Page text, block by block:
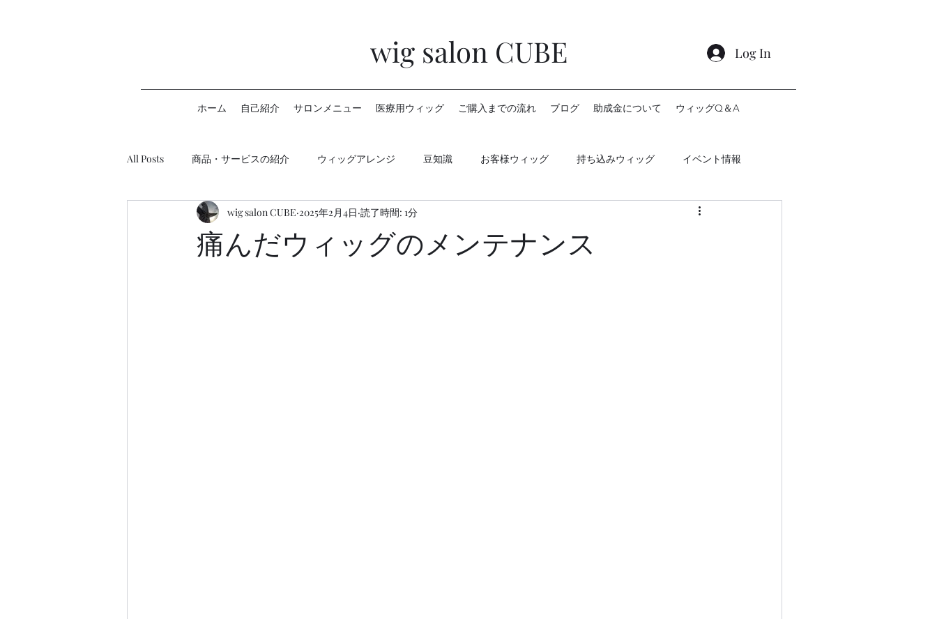
wig salon CUBE Log In
ホーム 自己紹介 サロンメニュー 医療用ウィッグ ご購入までの流れ ブログ 助成金について ウィッグQ＆A
All Posts 商品・サービスの紹介 ウィッグアレンジ 豆知識 お客様ウィッグ 持ち込みウィッグ イベント情報
ウィッグ助成金について
痛んだウィッグのメンテナンス
wig salon CUBE 2025年2月4日 読了時間: 1分